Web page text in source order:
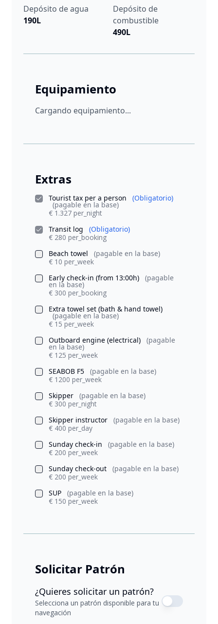
Depósito de agua
190L
Depósito de
combustible
490L
Equipamiento
Cargando equipamiento...
Extras
Tourist tax per a person (Obligatorio)
(pagable en la base)
€ 1.327 per_night
Transit log
(Obligatorio)
€ 280 per_booking
Beach towel
(pagable en la base)
€ 10 per_week
Early check-in (from 13:00h)
(pagable
en la base)
€ 300 per_booking
Extra towel set (bath & hand towel)
(pagable en la base)
€ 15 per_week
Outboard engine (electrical)
(pagable
en la base)
€ 125 per_week
SEABOB F5
(pagable en la base)
€ 1200 per_week
Skipper
(pagable en la base)
€ 300 per_night
Skipper instructor
(pagable en la base)
€ 400 per_day
Sunday check-in
(pagable en la base)
€ 200 per_week
Sunday check-out
(pagable en la base)
€ 200 per_week
SUP
(pagable en la base)
€ 150 per_week
Solicitar Patrón
¿Quieres solicitar un patrón?
Selecciona un patrón disponible para tu
navegación